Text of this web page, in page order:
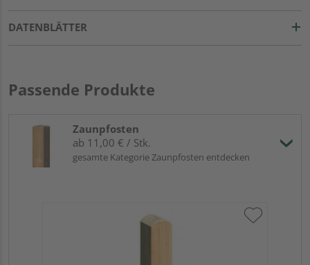
DATENBLÄTTER
Passende Produkte
Zaunpfosten
ab 11,00 € / Stk.
gesamte Kategorie Zaunpfosten entdecken